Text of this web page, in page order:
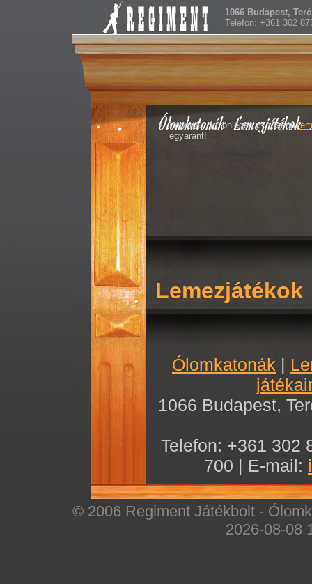
Ólomkatonák Lemezjátékok
1066 Budapest,
Telefon: +361 302
Importált, különleges minõségû
egyaránt!
Lemezjátékok
Ólomkatonák
1066 Budapest,
Telefon: +361 302
700 | E-mail:
© 2006 Regiment Játékbolt -
2026-08-08